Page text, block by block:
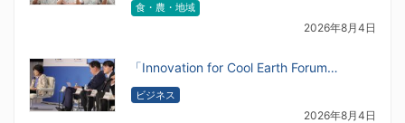
食・農・地域
2026年8月4日
「Innovation for Cool Earth Forum…
ビジネス
2026年8月4日